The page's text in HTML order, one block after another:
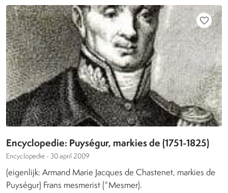
favorite_border
Encyclopedie: Puységur, markies de (1751-1825)
Encyclopedie - 30 april 2009
(eigenlijk: Armand Marie Jacques de Chastenet, markies de
Puységur) Frans mesmerist (*Mesmer).